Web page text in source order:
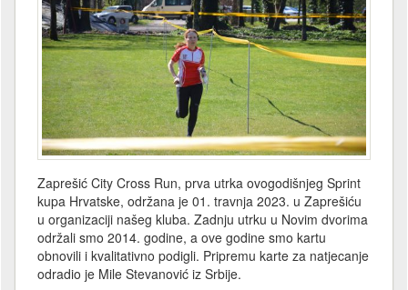
Zaprešić City Cross Run, prva utrka ovogodišnjeg Sprint
kupa Hrvatske, održana je 01. travnja 2023. u Zaprešiću
u organizaciji našeg kluba. Zadnju utrku u Novim dvorima
održali smo 2014. godine, a ove godine smo kartu
obnovili i kvalitativno podigli. Pripremu karte za natjecanje
odradio je Mile Stevanović iz Srbije.